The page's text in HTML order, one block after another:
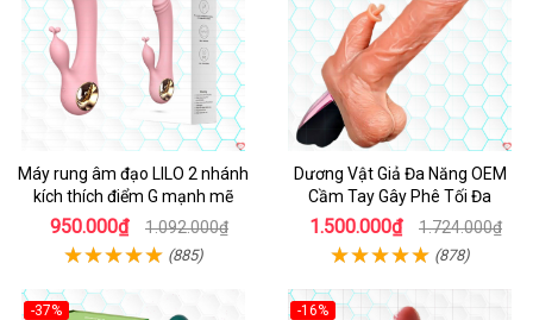
Máy rung âm đạo LILO 2 nhánh
kích thích điểm G mạnh mẽ
950.000₫ 1.092.000₫
(885)
Dương Vật Giả Đa Năng OEM
Cầm Tay Gây Phê Tối Đa
1.500.000₫ 1.724.000₫
(878)
-37%
-16%